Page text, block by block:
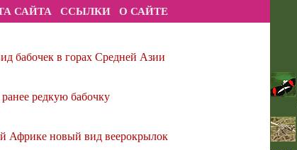
САЙТА ССЫЛКИ О САЙТЕ
бабочек в горах Средней Азии
редкую бабочку
Африке новый вид веерокрылок